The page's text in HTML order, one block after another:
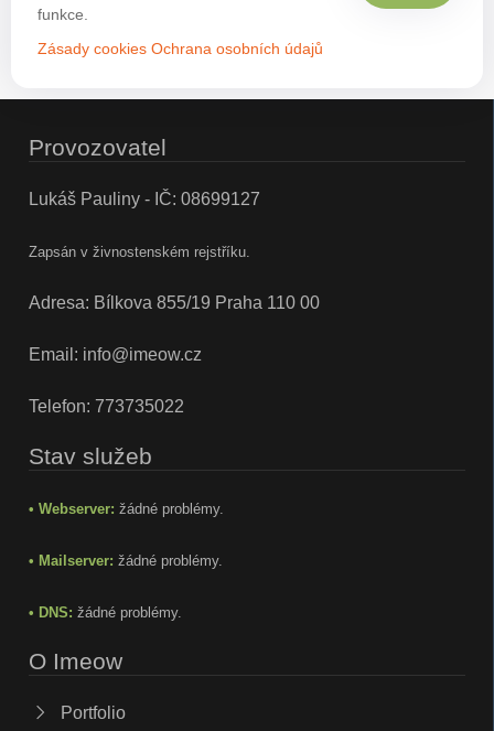
funkce.
Zásady cookies Ochrana osobních údajů
Provozovatel
Lukáš Pauliny - IČ: 08699127
Zapsán v živnostenském rejstříku.
Adresa: Bílkova 855/19 Praha 110 00
Email: info@imeow.cz
Telefon: 773735022
Stav služeb
• Webserver: žádné problémy.
• Mailserver: žádné problémy.
• DNS: žádné problémy.
O Imeow
Portfolio